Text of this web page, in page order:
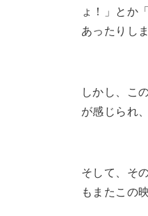
ょ！」とか
あったりし
しかし、こ
が感じられ
そして、そ
もまたこの